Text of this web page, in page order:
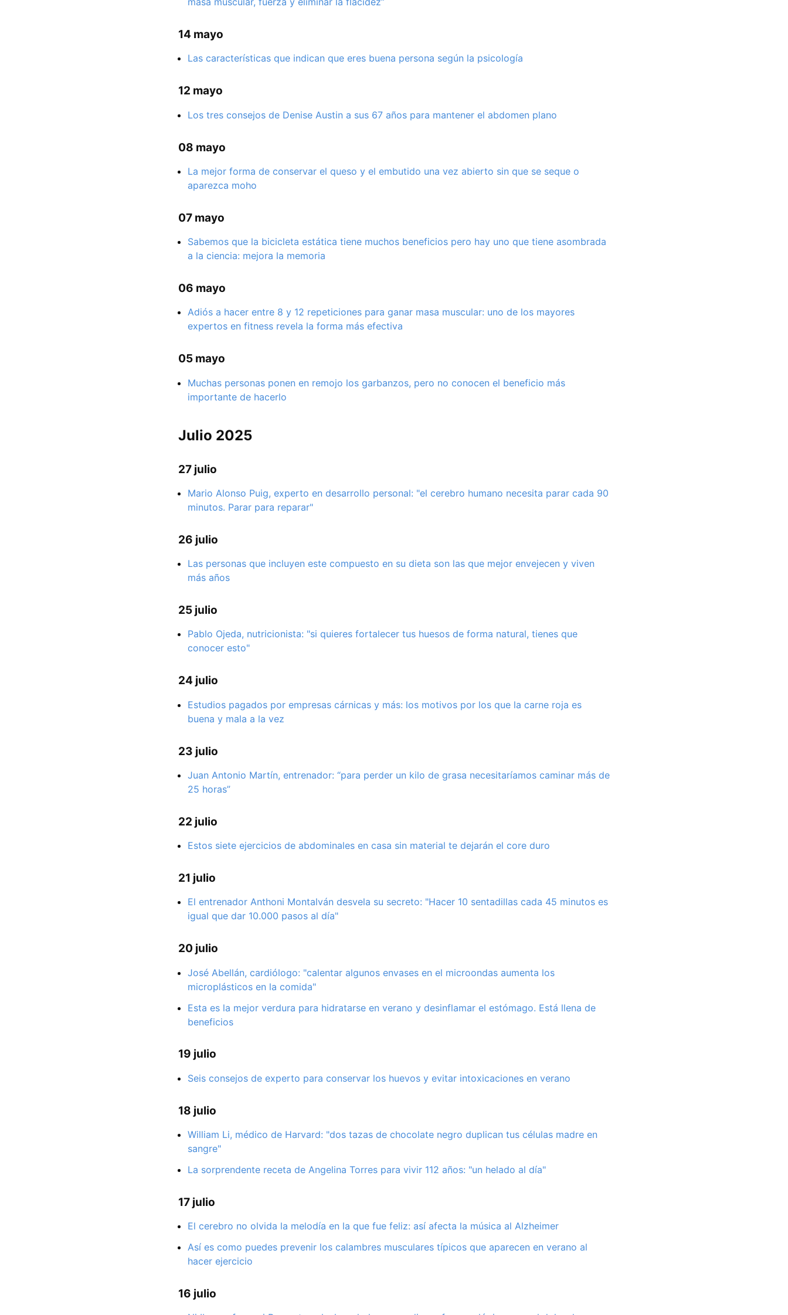
14 mayo
Las características que indican que eres buena persona según la psicología
12 mayo
Los tres consejos de Denise Austin a sus 67 años para mantener el abdomen plano
08 mayo
La mejor forma de conservar el queso y el embutido una vez abierto sin que se seque o
aparezca moho
07 mayo
Sabemos que la bicicleta estática tiene muchos beneficios pero hay uno que tiene asombrada
a la ciencia: mejora la memoria
06 mayo
Adiós a hacer entre 8 y 12 repeticiones para ganar masa muscular: uno de los mayores
expertos en fitness revela la forma más efectiva
05 mayo
Muchas personas ponen en remojo los garbanzos, pero no conocen el beneficio más
importante de hacerlo
Julio 2025
27 julio
Mario Alonso Puig, experto en desarrollo personal: "el cerebro humano necesita parar cada 90
minutos. Parar para reparar"
26 julio
Las personas que incluyen este compuesto en su dieta son las que mejor envejecen y viven
más años
25 julio
Pablo Ojeda, nutricionista: "si quieres fortalecer tus huesos de forma natural, tienes que
conocer esto"
24 julio
Estudios pagados por empresas cárnicas y más: los motivos por los que la carne roja es
buena y mala a la vez
23 julio
Juan Antonio Martín, entrenador: “para perder un kilo de grasa necesitaríamos caminar más de
25 horas”
22 julio
Estos siete ejercicios de abdominales en casa sin material te dejarán el core duro
21 julio
El entrenador Anthoni Montalván desvela su secreto: "Hacer 10 sentadillas cada 45 minutos es
igual que dar 10.000 pasos al día"
20 julio
José Abellán, cardiólogo: "calentar algunos envases en el microondas aumenta los
microplásticos en la comida"
Esta es la mejor verdura para hidratarse en verano y desinflamar el estómago. Está llena de
beneficios
19 julio
Seis consejos de experto para conservar los huevos y evitar intoxicaciones en verano
18 julio
William Li, médico de Harvard: "dos tazas de chocolate negro duplican tus células madre en
sangre"
La sorprendente receta de Angelina Torres para vivir 112 años: "un helado al día"
17 julio
El cerebro no olvida la melodía en la que fue feliz: así afecta la música al Alzheimer
Así es como puedes prevenir los calambres musculares típicos que aparecen en verano al
hacer ejercicio
16 julio